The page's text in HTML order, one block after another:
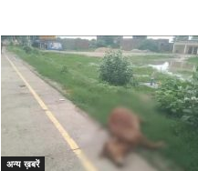
अन्य ख़बरें